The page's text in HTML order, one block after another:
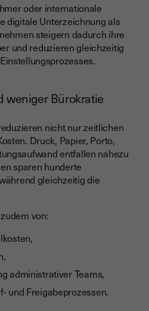
oder internationale
digitale Unterzeichnung als
steigern dadurch ihre
und reduzieren gleichzeitig
weniger Bürokratie
nicht nur zeitlichen
Druck, Papier, Porto,
entfallen nahezu
sparen hunderte
gleichzeitig die
von:
administrativer Teams,
und Freigabeprozessen.